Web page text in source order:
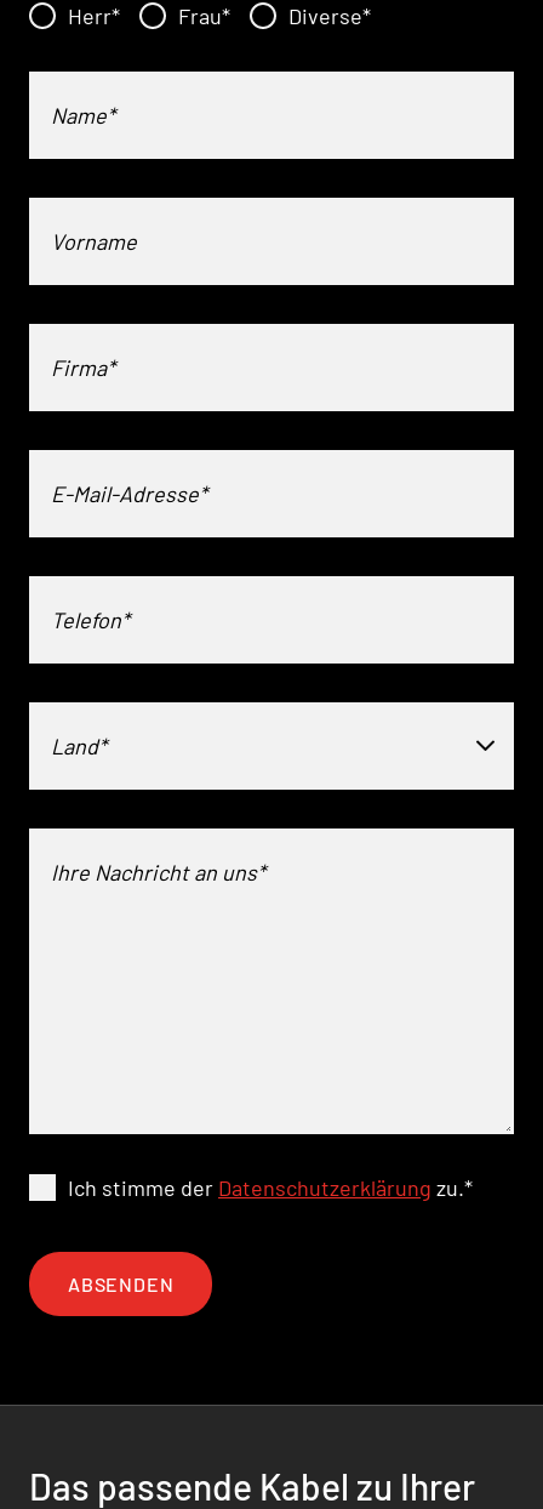
Herr* Frau* Diverse*
Land*
Ich stimme der Datenschutzerklärung zu.*
ABSENDEN
Das passende Kabel zu Ihrer